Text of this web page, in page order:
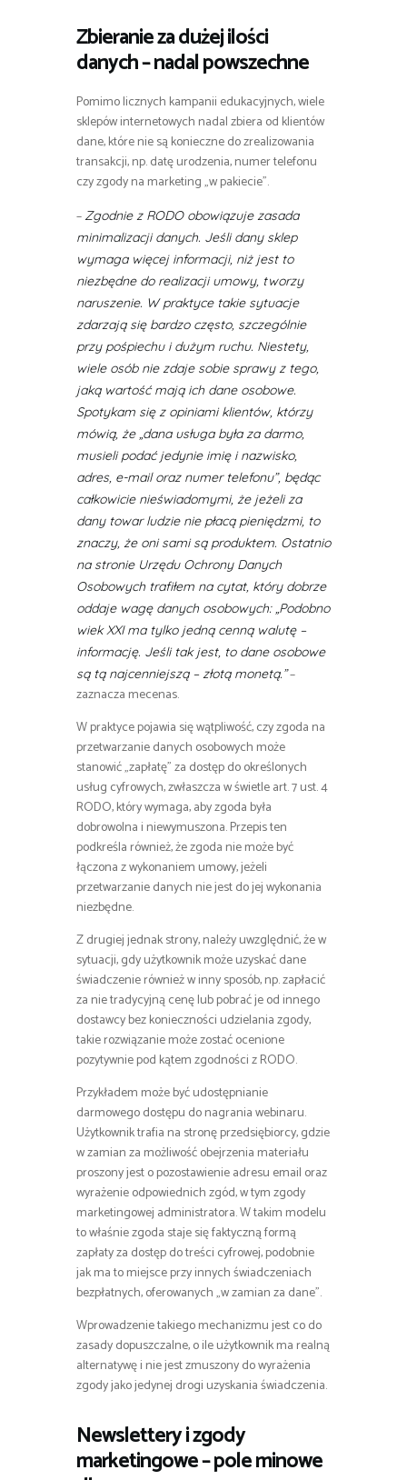
Zbieranie za dużej ilości
danych – nadal powszechne
Pomimo licznych kampanii edukacyjnych, wiele
sklepów internetowych nadal zbiera od klientów
dane, które nie są konieczne do zrealizowania
transakcji, np. datę urodzenia, numer telefonu
czy zgody na marketing „w pakiecie”.
– Zgodnie z RODO obowiązuje zasada
minimalizacji danych. Jeśli dany sklep
wymaga więcej informacji, niż jest to
niezbędne do realizacji umowy, tworzy
naruszenie. W praktyce takie sytuacje
zdarzają się bardzo często, szczególnie
przy pośpiechu i dużym ruchu. Niestety,
wiele osób nie zdaje sobie sprawy z tego,
jaką wartość mają ich dane osobowe.
Spotykam się z opiniami klientów, którzy
mówią, że „dana usługa była za darmo,
musieli podać jedynie imię i nazwisko,
adres, e-mail oraz numer telefonu”, będąc
całkowicie nieświadomymi, że jeżeli za
dany towar ludzie nie płacą pieniędzmi, to
znaczy, że oni sami są produktem. Ostatnio
na stronie Urzędu Ochrony Danych
Osobowych trafiłem na cytat, który dobrze
oddaje wagę danych osobowych: „Podobno
wiek XXI ma tylko jedną cenną walutę –
informację. Jeśli tak jest, to dane osobowe
są tą najcenniejszą – złotą monetą.”–
zaznacza mecenas.
W praktyce pojawia się wątpliwość, czy zgoda na
przetwarzanie danych osobowych może
stanowić „zapłatę” za dostęp do określonych
usług cyfrowych, zwłaszcza w świetle art. 7 ust. 4
RODO, który wymaga, aby zgoda była
dobrowolna i niewymuszona. Przepis ten
podkreśla również, że zgoda nie może być
łączona z wykonaniem umowy, jeżeli
przetwarzanie danych nie jest do jej wykonania
niezbędne.
Z drugiej jednak strony, należy uwzględnić, że w
sytuacji, gdy użytkownik może uzyskać dane
świadczenie również w inny sposób, np. zapłacić
za nie tradycyjną cenę lub pobrać je od innego
dostawcy bez konieczności udzielania zgody,
takie rozwiązanie może zostać ocenione
pozytywnie pod kątem zgodności z RODO.
Przykładem może być udostępnianie
darmowego dostępu do nagrania webinaru.
Użytkownik trafia na stronę przedsiębiorcy, gdzie
w zamian za możliwość obejrzenia materiału
proszony jest o pozostawienie adresu email oraz
wyrażenie odpowiednich zgód, w tym zgody
marketingowej administratora. W takim modelu
to właśnie zgoda staje się faktyczną formą
zapłaty za dostęp do treści cyfrowej, podobnie
jak ma to miejsce przy innych świadczeniach
bezpłatnych, oferowanych „w zamian za dane”.
Wprowadzenie takiego mechanizmu jest co do
zasady dopuszczalne, o ile użytkownik ma realną
alternatywę i nie jest zmuszony do wyrażenia
zgody jako jedynej drogi uzyskania świadczenia.
Newslettery i zgody
marketingowe – pole minowe